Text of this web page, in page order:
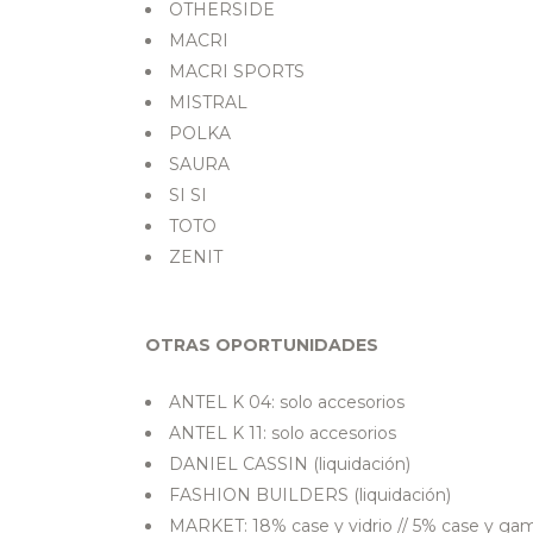
OTHERSIDE
MACRI
MACRI SPORTS
MISTRAL
POLKA
SAURA
SI SI
TOTO
ZENIT
OTRAS OPORTUNIDADES
ANTEL K 04: solo accesorios
ANTEL K 11: solo accesorios
DANIEL CASSIN (liquidación)
FASHION BUILDERS (liquidación)
MARKET: 18% case y vidrio // 5% case y